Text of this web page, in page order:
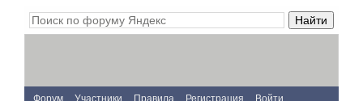
Форум Участники Правила Регистрация Войти